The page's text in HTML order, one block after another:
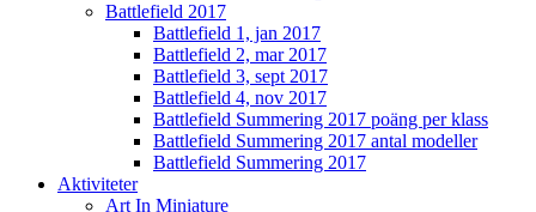
Battlefield 2017
Battlefield 1, jan 2017
Battlefield 2, mar 2017
Battlefield 3, sept 2017
Battlefield 4, nov 2017
Battlefield Summering 2017 poäng per klass
Battlefield Summering 2017 antal modeller
Battlefield Summering 2017
Aktiviteter
Art In Miniature